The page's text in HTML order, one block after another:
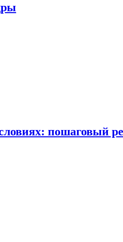
пошаговый